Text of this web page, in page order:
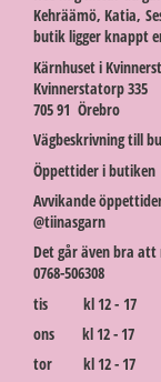
Kehräämö, Katia,
butik ligger knappt
Kärnhuset i
Kvinnerstatorp 335
705 91 Örebro
Vägbeskrivning till
Öppettider i
Avvikande
@tiinasgarn
Det går även bra
0768-506308
tis kl 12 - 17
ons kl 12 - 17
tor kl 12 - 17